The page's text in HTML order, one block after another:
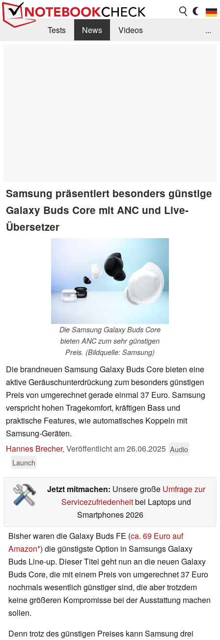
Tests News
Videos
...
Samsung präsentiert besonders günstige
Galaxy Buds Core mit ANC und Live-
Übersetzer
Die Samsung Galaxy Buds Core
bieten ANC zum sehr günstigen
Preis. (Bildquelle: Samsung)
Die brandneuen Samsung Galaxy Buds Core bieten eine
aktive Geräuschunterdrückung zum besonders günstigen
Preis von umgerechnet gerade einmal 37 Euro. Samsung
verspricht hohen Tragekomfort, kräftigen Bass und
praktische Features, wie automatisches Koppeln mit
Samsung-Geräten.
Hannes Brecher, Veröffentlicht am26.06.2025 Audio
Launch
Jetzt mitmachen: Unsere große Umfrage zur
Servicezufriedenheitbei Laptops und
Smartphones 2026
Bisher waren die Galaxy Buds FE (ca. 69 Euro auf
Amazon ) die günstigste Option in Samsungs Galaxy
Buds Line-up. Dieser Titel geht nun an die neuen Galaxy
Buds Core, die mit einem Preis von umgerechnet 37 Euro
nochmals wesentlich günstiger sind, die aber trotzdem
keine größeren Kompromisse bei der Ausstattung machen
sollen.
Denn trotz des günstigen Preises kann Samsung drei